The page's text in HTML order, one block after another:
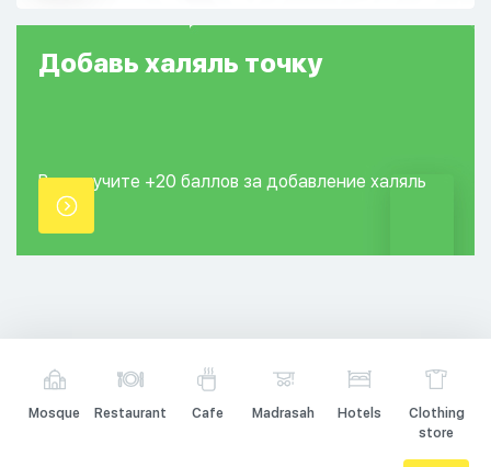
Добавь халяль точку
Вы получите +20 баллов за добавление халяль
точки.
Mosque Restaurant Cafe Madrasah Hotels
Clothing
store